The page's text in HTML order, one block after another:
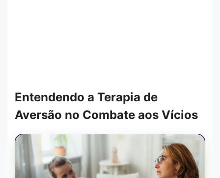
Entendendo a Terapia de
Aversão no Combate aos Vícios